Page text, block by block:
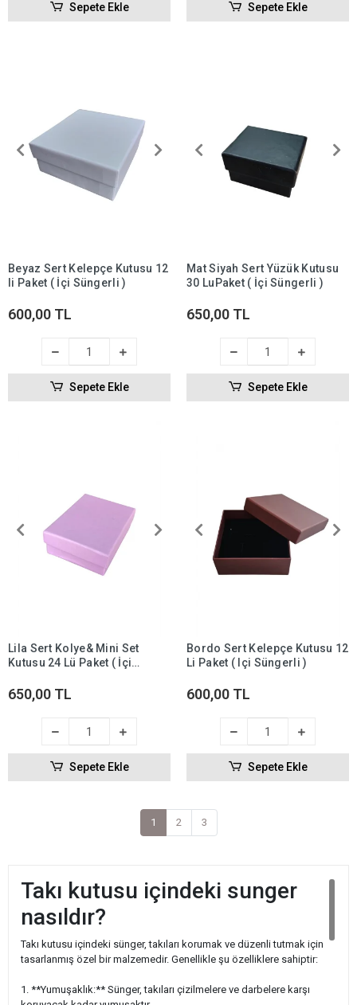
Sepete Ekle Sepete Ekle
Beyaz Sert Kelepçe Kutusu 12
li Paket ( İçi Süngerli )
600,00 TL
Sepete Ekle
Mat Siyah Sert Yüzük Kutusu
30 LuPaket ( İçi Süngerli )
650,00 TL
Sepete Ekle
Lila Sert Kolye& Mini Set
Kutusu 24 Lü Paket ( İçi
650,00 TL
Sepete Ekle
Bordo Sert Kelepçe Kutusu 12
Li Paket ( Içi Süngerli )
600,00 TL
Sepete Ekle
1 2 3
Takı kutusu içindeki sunger
nasıldır?
Takı kutusu içindeki sünger, takıları korumak ve düzenli tutmak için
tasarlanmış özel bir malzemedir. Genellikle şu özelliklere sahiptir:
1. **Yumuşaklık:** Sünger, takıları çizilmelere ve darbelere karşı